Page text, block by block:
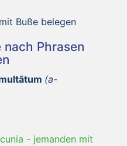
Buße belegen
nach Phrasen
(a-
- jemanden mit